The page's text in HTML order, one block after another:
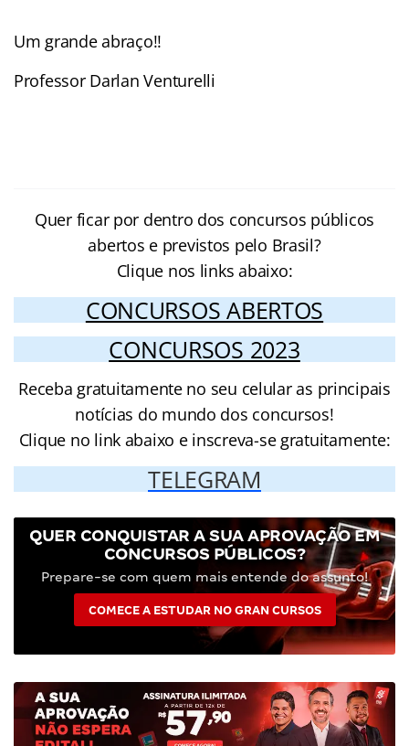
Um grande abraço!!
Professor Darlan Venturelli
Quer ficar por dentro dos concursos públicos
abertos e previstos pelo Brasil?
Clique nos links abaixo:
CONCURSOS ABERTOS
CONCURSOS 2023
Receba gratuitamente no seu celular as principais
notícias do mundo dos concursos!
Clique no link abaixo e inscreva-se gratuitamente:
TELEGRAM
QUER CONQUISTAR A SUA APROVAÇÃO EM
CONCURSOS PÚBLICOS?
Prepare-se com quem mais entende do assunto!
COMECE A ESTUDAR NO GRAN CURSOS